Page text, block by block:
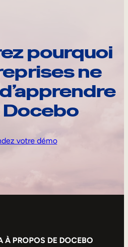
pourquoi
ne
Docebo
votre démo
À PROPOS DE DOCEBO